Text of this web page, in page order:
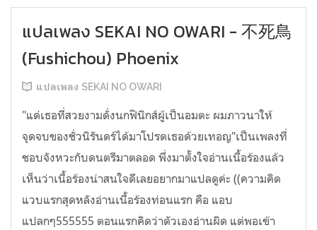
แปลเพลง SEKAI NO OWARI - 不死鳥
(Fushichou) Phoenix
แปลเพลง SEKAI NO OWARI
"แด่เธอที่สวยงามดั่งนกฟินิกส์ผู้เป็นอมตะ ผมภาวนาให้
จุดจบของชั่วนิรันดร์ได้มาโปรดเธอด้วยเทอญ"เป็นเพลงที่
ชอบจังหวะกับดนตรีมาตลอด พึ่งมาตั้งใจอ่านเนื้อร้องแล้ว
เห็นว่าเนื้อร้องน่าสนใจดีเลยอยากมาแปลดูค่ะ ((ความคิด
แวบแรกสุดหลังอ่านเนื้อร้องท่อนแรก คือ แอบ
แปลกๆ555555 ตอนแรกคิดว่าตัวเองอ่านผิด แต่พอเข้า